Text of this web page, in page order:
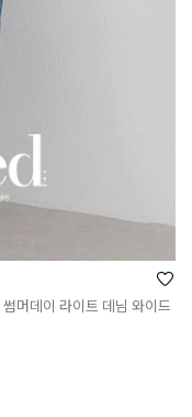
썸머데이 라이트 데님 와이드